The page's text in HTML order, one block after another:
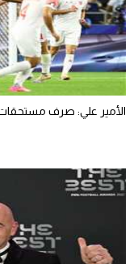
الأمير علي: صرف مستحقات